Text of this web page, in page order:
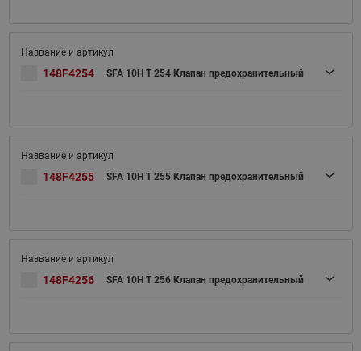
148F4254 SFA 10H T 254 Клапан предохранительный
148F4255 SFA 10H T 255 Клапан предохранительный
148F4256 SFA 10H T 256 Клапан предохранительный